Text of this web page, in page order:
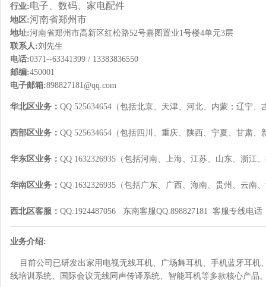
行业:电子、数码、家电配件
地区:河南省郑州市
地址:河南省郑州市高新区红松路52号嘉图置业1号楼4单元3层
联系人:刘先生
电话:0371--63341399 / 13383836550
邮编:450001
电子邮箱:898827181@qq.com
华北区业务： QQ 525634654（包括北京、天津、河北、内蒙；辽宁
西部区业务： QQ 525634654（包括四川、重庆、陕西、宁夏、甘肃
华东区业务： QQ 1632326935（包括河南、上海、江苏、山东、浙江
华南区业务： QQ 1632326935（包括广东、广西、海南、贵州、云南
西北区客服： QQ:1924487056 东南客服QQ:898827181 客服专线电话
业务介绍:
目前公司已研发出家用电视无线耳机、广场舞耳机、手机蓝牙耳机
线培训系统、国际会议无线同声传译系统、智能耳机等多款核心产品